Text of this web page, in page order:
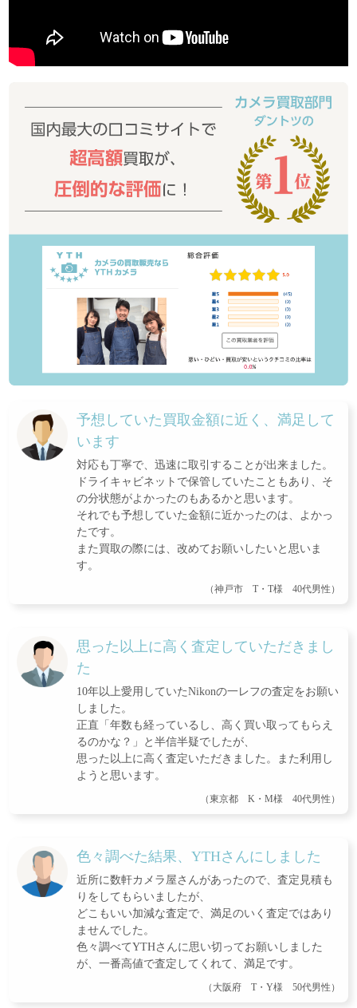
予想していた買取金額に近く、満足して
います
対応も丁寧で、迅速に取引することが出来ました。
ドライキャビネットで保管していたこともあり、そ
の分状態がよかったのもあるかと思います。
それでも予想していた金額に近かったのは、よかっ
たです。
また買取の際には、改めてお願いしたいと思いま
す。
（神戸市 T・T様 40代男性）
思った以上に高く査定していただきまし
た
10年以上愛用していたNikonの一レフの査定をお願い
しました。
正直「年数も経っているし、高く買い取ってもらえ
るのかな？」と半信半疑でしたが、
思った以上に高く査定いただきました。また利用し
ようと思います。
（東京都 K・M様 40代男性）
色々調べた結果、YTHさんにしました
近所に数軒カメラ屋さんがあったので、査定見積も
りをしてもらいましたが、
どこもいい加減な査定で、満足のいく査定ではあり
ませんでした。
色々調べてYTHさんに思い切ってお願いしました
が、一番高値で査定してくれて、満足です。
（大阪府 T・Y様 50代男性）